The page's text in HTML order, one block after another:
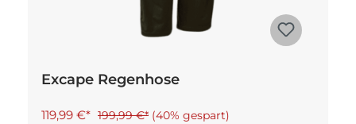
Excape Regenhose
119,99 €* 199,99 €* (40% gespart)